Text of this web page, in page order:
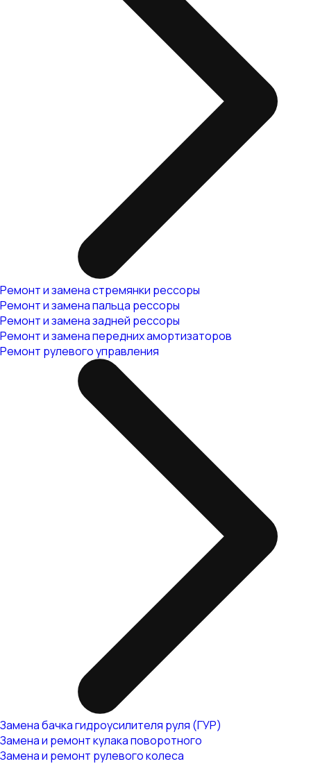
Ремонт и замена стремянки рессоры
Ремонт и замена пальца рессоры
Ремонт и замена задней рессоры
Ремонт и замена передних амортизаторов
Ремонт рулевого управления
Замена бачка гидроусилителя руля (ГУР)
Замена и ремонт кулака поворотного
Замена и ремонт рулевого колеса